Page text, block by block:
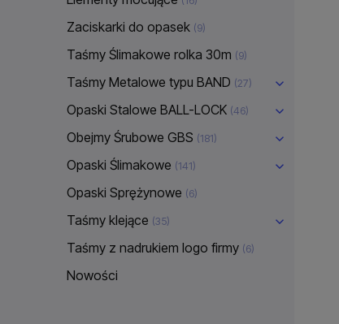
Zaciskarki do opasek (9)
Taśmy Ślimakowe rolka 30m (9)
Taśmy Metalowe typu BAND (27)
Opaski Stalowe BALL-LOCK (46)
Obejmy Śrubowe GBS (181)
Opaski Ślimakowe (141)
Opaski Sprężynowe (6)
Taśmy klejące (35)
Taśmy z nadrukiem logo firmy (6)
Nowości